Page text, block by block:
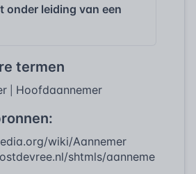
onder leiding van een
termen
Hoofdaannemer
wiki/Aannemer
shtmls/aanneme